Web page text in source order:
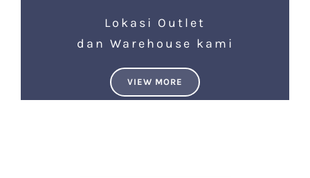
Lokasi Outlet
dan Warehouse kami
VIEW MORE